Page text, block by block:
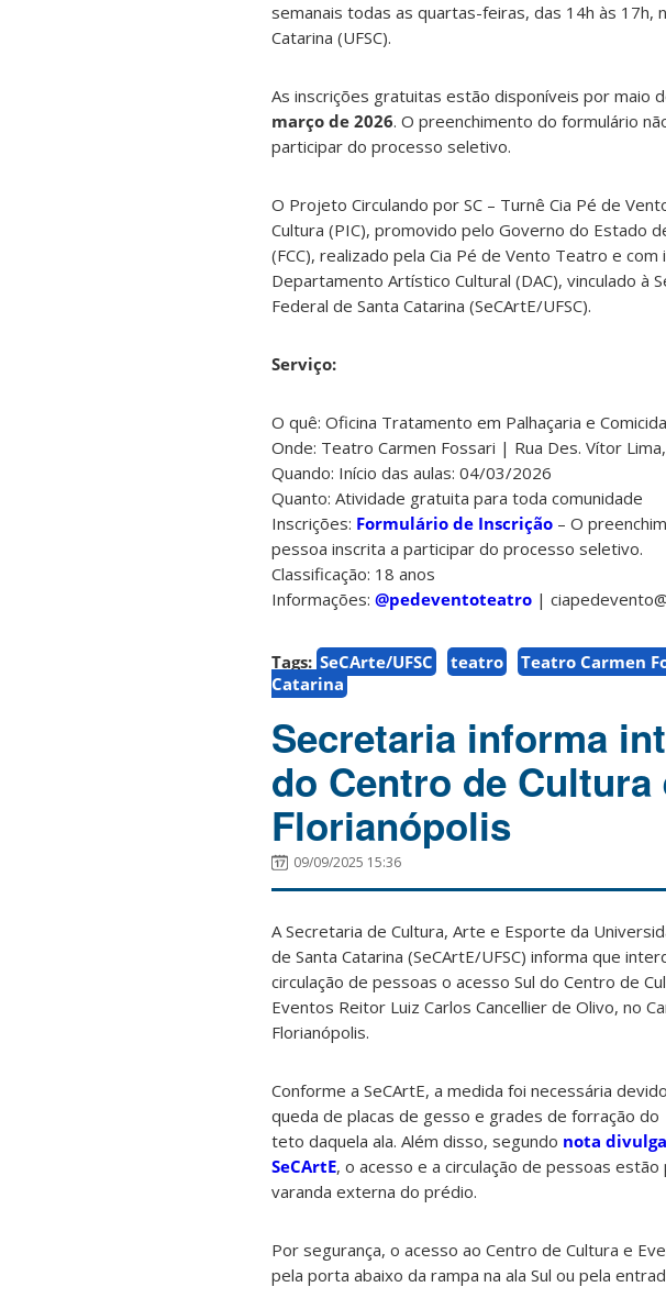
semanais todas as quartas-feiras, das 14h às 17h,
Catarina (UFSC).
As inscrições gratuitas estão disponíveis por maio
março de 2026. O preenchimento do formulário
participar do processo seletivo.
O Projeto Circulando por SC – Turnê Cia Pé de
Cultura (PIC), promovido pelo Governo do Estado
(FCC), realizado pela Cia Pé de Vento Teatro e
Departamento Artístico Cultural (DAC), vinculado à
Federal de Santa Catarina (SeCArtE/UFSC).
Serviço:
O quê: Oficina Tratamento em Palhaçaria e
Onde: Teatro Carmen Fossari | Rua Des. Vítor
Quando: Início das aulas: 04/03/2026
Quanto: Atividade gratuita para toda comunidade
Inscrições: Formulário de Inscrição – O
pessoa inscrita a participar do processo seletivo.
Classificação: 18 anos
Informações: @pedeventoteatro |
Tags: SeCArte/UFSC teatro Teatro Carmen
Catarina
Secretaria informa
do Centro de Cultura
Florianópolis
09/09/2025 15:36
A Secretaria de Cultura, Arte e Esporte da
de Santa Catarina (SeCArtE/UFSC) informa que
circulação de pessoas o acesso Sul do Centro de
Eventos Reitor Luiz Carlos Cancellier de Olivo, no
Florianópolis.
Conforme a SeCArtE, a medida foi necessária
queda de placas de gesso e grades de forração do
teto daquela ala. Além disso, segundo nota
SeCArtE, o acesso e a circulação de pessoas estão
varanda externa do prédio.
Por segurança, o acesso ao Centro de Cultura e
pela porta abaixo da rampa na ala Sul ou pela